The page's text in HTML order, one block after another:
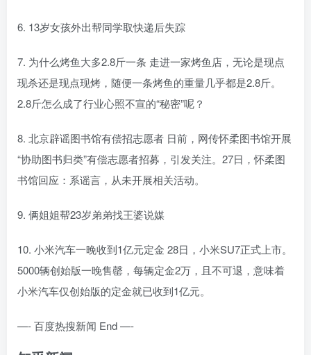
6. 13岁女孩外出帮同学取快递后失踪
7. 为什么烤鱼大多2.8斤一条 走进一家烤鱼店，无论是现点
现杀还是现点现烤，随便一条烤鱼的重量几乎都是2.8斤。
2.8斤怎么成了行业心照不宣的“秘密”呢？
8. 北京辟谣图书馆有偿招志愿者 日前，网传怀柔图书馆开展
“协助图书归类”有偿志愿者招募，引发关注。27日，怀柔图
书馆回应：系谣言，从未开展相关活动。
9. 俩姐姐帮23岁弟弟找王婆说媒
10. 小米汽车一晚收到1亿元定金 28日，小米SU7正式上市。
5000辆创始版一晚售罄，每辆定金2万，且不可退，意味着
小米汽车仅创始版的定金就已收到1亿元。
—- 百度热搜新闻 End —-